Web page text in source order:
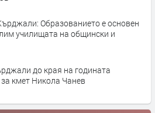
Образованието е основен
училищата на общински и
до края на годината
кмет Никола Чанев